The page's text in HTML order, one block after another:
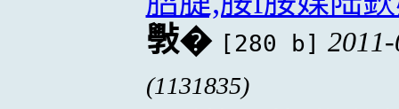
斅� [280 b]
(1131835)